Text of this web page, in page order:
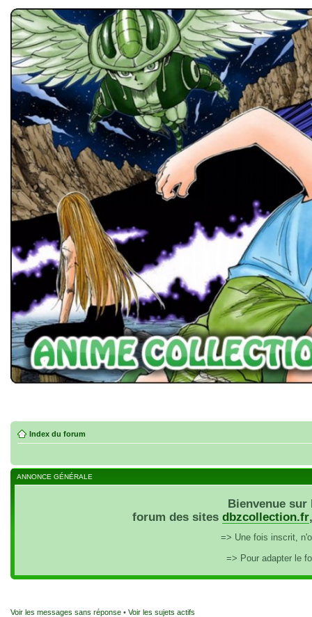
Index du forum
ANNONCE GÉNÉRALE
Bienvenue
forum des sites dbzcollection.fr
=> Une fois inscrit,
=> Pour adapter le
Voir les messages sans réponse • Voir les sujets actifs